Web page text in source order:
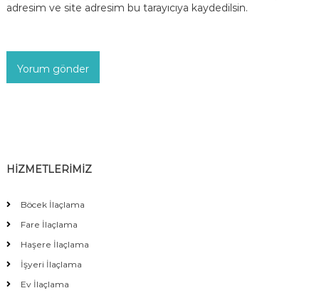
adresim ve site adresim bu tarayıcıya kaydedilsin.
HİZMETLERİMİZ
Böcek İlaçlama
Fare İlaçlama
Haşere İlaçlama
İşyeri İlaçlama
Ev İlaçlama